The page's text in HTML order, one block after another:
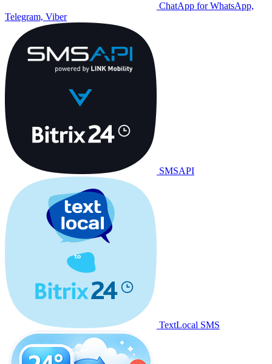
ChatApp for WhatsApp,
Telegram, Viber
SMSAPI
TextLocal SMS